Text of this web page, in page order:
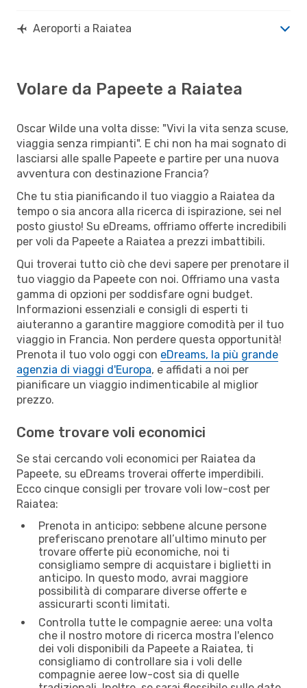
Aeroporti a Raiatea
Volare da Papeete a Raiatea
Oscar Wilde una volta disse: "Vivi la vita senza scuse,
viaggia senza rimpianti". E chi non ha mai sognato di
lasciarsi alle spalle Papeete e partire per una nuova
avventura con destinazione Francia?
Che tu stia pianificando il tuo viaggio a Raiatea da
tempo o sia ancora alla ricerca di ispirazione, sei nel
posto giusto! Su eDreams, offriamo offerte incredibili
per voli da Papeete a Raiatea a prezzi imbattibili.
Qui troverai tutto ciò che devi sapere per prenotare il
tuo viaggio da Papeete con noi. Offriamo una vasta
gamma di opzioni per soddisfare ogni budget.
Informazioni essenziali e consigli di esperti ti
aiuteranno a garantire maggiore comodità per il tuo
viaggio in Francia. Non perdere questa opportunità!
Prenota il tuo volo oggi con eDreams, la più grande
agenzia di viaggi d'Europa, e affidati a noi per
pianificare un viaggio indimenticabile al miglior
prezzo.
Come trovare voli economici
Se stai cercando voli economici per Raiatea da
Papeete, su eDreams troverai offerte imperdibili.
Ecco cinque consigli per trovare voli low-cost per
Raiatea:
Prenota in anticipo: sebbene alcune persone
preferiscano prenotare all’ultimo minuto per
trovare offerte più economiche, noi ti
consigliamo sempre di acquistare i biglietti in
anticipo. In questo modo, avrai maggiore
possibilità di comparare diverse offerte e
assicurarti sconti limitati.
Controlla tutte le compagnie aeree: una volta
che il nostro motore di ricerca mostra l'elenco
dei voli disponibili da Papeete a Raiatea, ti
consigliamo di controllare sia i voli delle
compagnie aeree low-cost sia di quelle